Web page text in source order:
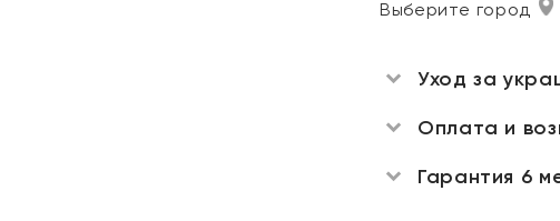
Выберите город
Уход за
Оплата и
Гарантия 6